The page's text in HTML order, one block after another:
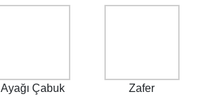
Ayağı Çabuk Zafer